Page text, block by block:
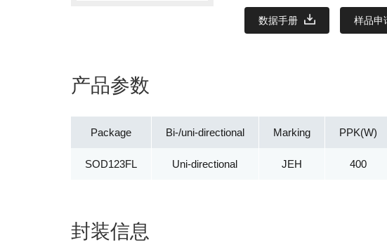
数据手册 样品申
产品参数
Package
SOD123FL
Bi-/uni-directional
Uni-directional
Marking
JEH
PPK(W)
400
封装信息